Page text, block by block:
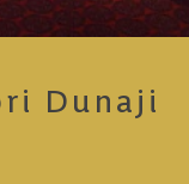
Dunaji